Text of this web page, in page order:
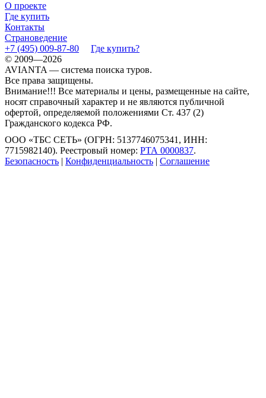
О проекте
Где купить
Контакты
Страноведение
+7 (495) 009-87-80
Где купить?
© 2009—2026
AVIANTA — система поиска туров.
Все права защищены.
Внимание!!! Все материалы и цены, размещенные на сайте,
носят справочный характер и не являются публичной
офертой, определяемой положениями Ст. 437 (2)
Гражданского кодекса РФ.
ООО «ТБС СЕТЬ» (ОГРН: 5137746075341, ИНН:
7715982140). Реестровый номер: РТА 0000837.
Безопасность | Конфиденциальность | Соглашение